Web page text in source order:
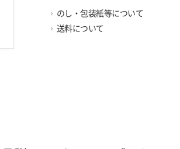
のし・包装紙等について
送料について